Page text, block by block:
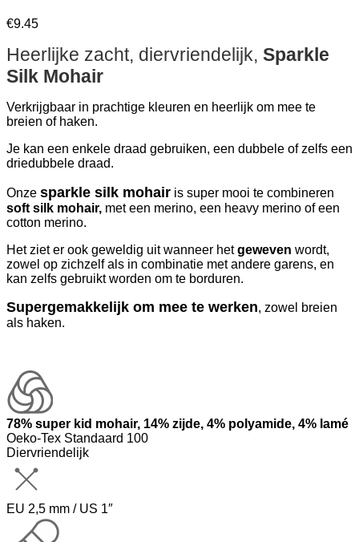
€9.45
Heerlijke zacht, diervriendelijk, Sparkle
Silk Mohair
Verkrijgbaar in prachtige kleuren en heerlijk om mee te
breien of haken.
Je kan een enkele draad gebruiken, een dubbele of zelfs een
driedubbele draad.
Onze sparkle silk mohair is super mooi te combineren
soft silk mohair, met een merino, een heavy merino of een
cotton merino.
Het ziet er ook geweldig uit wanneer hetgeweven wordt,
zowel op zichzelf als in combinatie met andere garens, en
kan zelfs gebruikt worden om te borduren.
Supergemakkelijk om mee te werken, zowel breien
als haken.
78% super kid mohair, 14% zijde, 4% polyamide, 4% lamé
Oeko-Tex Standaard 100
Diervriendelijk
EU 2,5 mm / US 1″